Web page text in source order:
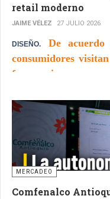
retail moderno
JAIME VÉLEZ 27 JULIO 2026
DISEÑO.
De
consumidores
frecuencia,
qué productos
MERCADEO
Comfenalco